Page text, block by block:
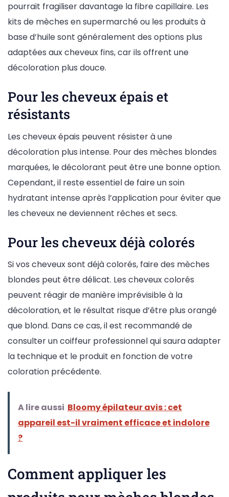
pourrait fragiliser davantage la fibre capillaire. Les
kits de mèches en supermarché ou les produits à
base d’huile sont généralement des options plus
adaptées aux cheveux fins, car ils offrent une
décoloration plus douce.
Pour les cheveux épais et
résistants
Les cheveux épais peuvent résister à une
décoloration plus intense. Pour des mèches blondes
marquées, le décolorant peut être une bonne option.
Cependant, il reste essentiel de faire un soin
hydratant intense après l’application pour éviter que
les cheveux ne deviennent rêches et secs.
Pour les cheveux déjà colorés
Si vos cheveux sont déjà colorés, faire des mèches
blondes peut être délicat. Les cheveux colorés
peuvent réagir de manière imprévisible à la
décoloration, et le résultat risque d’être plus orangé
que blond. Dans ce cas, il est recommandé de
consulter un coiffeur professionnel qui saura adapter
la technique et le produit en fonction de votre
coloration précédente.
A lire aussi Bloomy épilateur avis : cet
appareil est-il vraiment efficace et indolore
?
Comment appliquer les